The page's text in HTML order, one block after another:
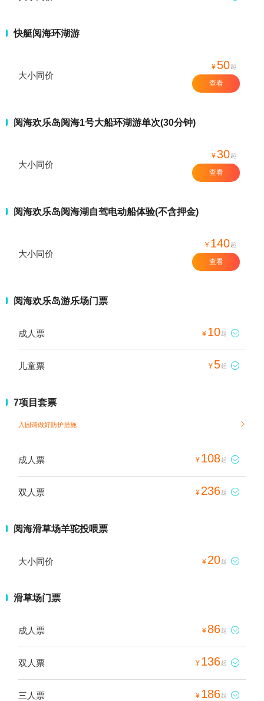
快艇阅海环湖游
大小同价
¥ 50起
查看
阅海欢乐岛阅海1号大船环湖游单次(30分钟)
大小同价
¥30起
查看
阅海欢乐岛阅海湖自驾电动船体验(不含押金)
大小同价
¥ 140起
查看
阅海欢乐岛游乐场门票
成人票 ¥ 10起 
儿童票 ¥ 5起 
7项目套票
入园请做好防护措施 
成人票 ¥ 108起 
双人票 ¥ 236起 
阅海滑草场羊驼投喂票
大小同价 ¥ 20起 
滑草场门票
成人票 ¥ 86起 
双人票 ¥ 136起 
三人票 ¥ 186起 